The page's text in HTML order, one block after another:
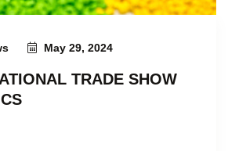
May 29, 2024
TRADE SHOW